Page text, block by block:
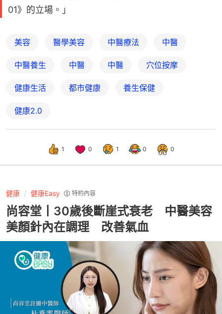
01》的立場。」
美容 醫學美容 中醫療法 中醫
中醫養生 中醫 中醫 穴位按摩
健康生活 都市健康 養生保健
健康2.0
1 0 1 0 0
健康 健康Easy 特約內容
尚容堂丨30歲後斷崖式衰老 中醫美容
美顏針內在調理 改善氣血